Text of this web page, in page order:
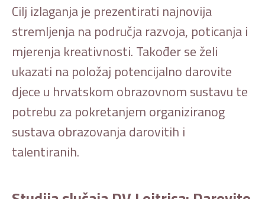
Cilj izlaganja je prezentirati najnovija
stremljenja na područja razvoja, poticanja i
mjerenja kreativnosti. Također se želi
ukazati na položaj potencijalno darovite
djece u hrvatskom obrazovnom sustavu te
potrebu za pokretanjem organiziranog
sustava obrazovanja darovitih i
talentiranih.